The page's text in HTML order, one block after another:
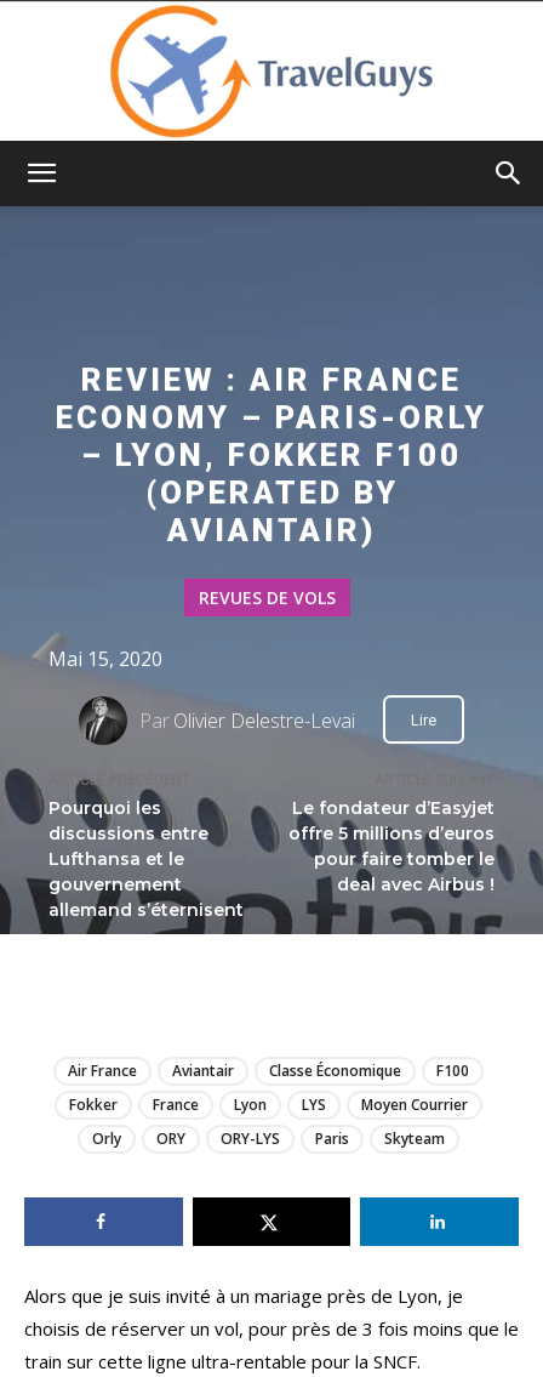
ARTICLE PRÉCÉDENT
Pourquoi les
discussions entre
Lufthansa et le
gouvernement
allemand s’éternisent
Le fondateur d’Easyjet
offre 5 millions d’euros
pour faire tomber le
deal avec Airbus !
REVIEW : AIR FRANCE
ECONOMY – PARIS-ORLY
– LYON, FOKKER F100
(OPERATED BY
AVIANTAIR)
REVUES DE VOLS
Mai 15, 2020
ParOlivier Delestre-Levai Lire
Air France Aviantair Classe Économique
F100
Fokker
France Lyon LYS
Moyen Courrier
Orly
ORY ORY-LYS Paris Skyteam
Alors que je suis invité à un mariage près de Lyon, je
choisis de réserver un vol, pour près de 3 fois moins que le
train sur cette ligne ultra-rentable pour la SNCF.